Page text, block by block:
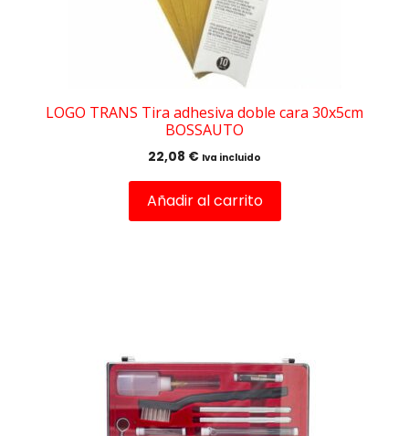
LOGO TRANS Tira adhesiva doble cara 30x5cm
BOSSAUTO
22,08 € Iva incluido
Añadir al carrito